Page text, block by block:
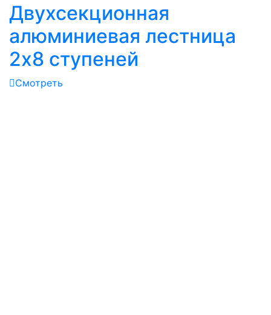
Двухсекционная
алюминиевая лестница
2х8 ступеней
Смотреть